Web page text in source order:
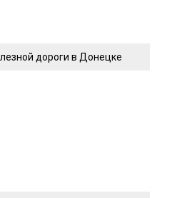
дороги в Донецке